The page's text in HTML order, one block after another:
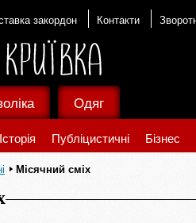
закордон Контакти
Історія Публіцистичні Бізнес
Одяг
Місячний сміх